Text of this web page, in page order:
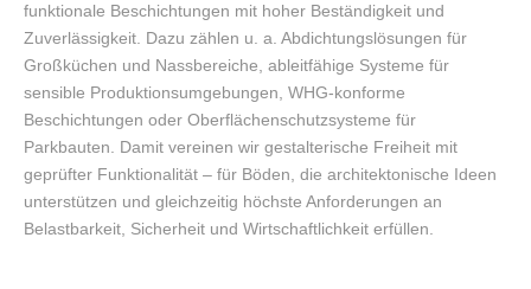
funktionale Beschichtungen mit hoher Beständigkeit und
Zuverlässigkeit. Dazu zählen u. a. Abdichtungslösungen für
Großküchen und Nassbereiche, ableitfähige Systeme für
sensible Produktionsumgebungen, WHG-konforme
Beschichtungen oder Oberflächenschutzsysteme für
Parkbauten. Damit vereinen wir gestalterische Freiheit mit
geprüfter Funktionalität – für Böden, die architektonische Ideen
unterstützen und gleichzeitig höchste Anforderungen an
Belastbarkeit, Sicherheit und Wirtschaftlichkeit erfüllen.